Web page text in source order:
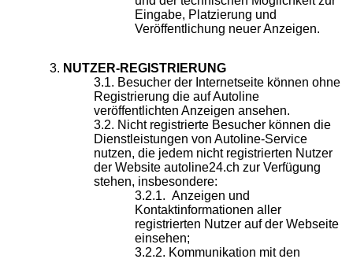
Eingabe, Platzierung und
Veröffentlichung neuer Anzeigen.
NUTZER-REGISTRIERUNG
Besucher der Internetseite können ohne
Registrierung die auf Autoline
veröffentlichten Anzeigen ansehen.
Nicht registrierte Besucher können die
Dienstleistungen von Autoline-Service
nutzen, die jedem nicht registrierten Nutzer
der Website autoline24.ch zur Verfügung
stehen, insbesondere:
Anzeigen und
Kontaktinformationen aller
registrierten Nutzer auf der Webseite
einsehen;
Kommunikation mit den